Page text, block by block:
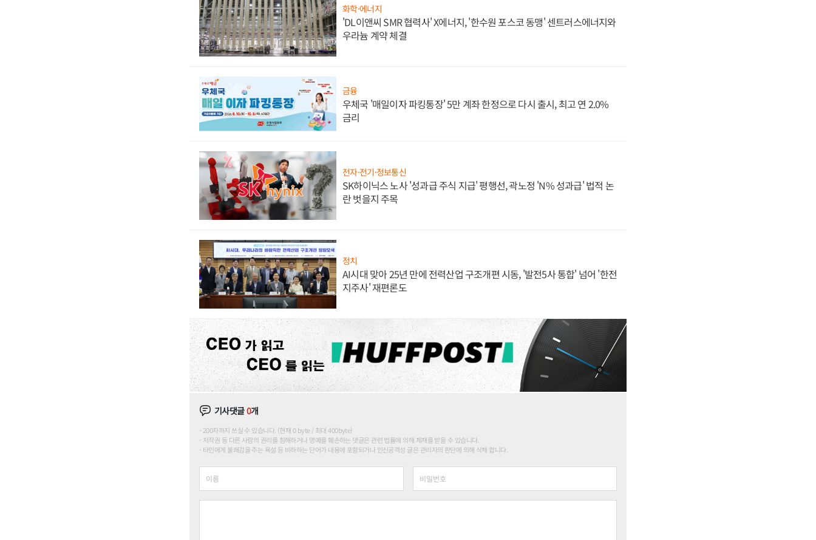
화학·에너지
'DL이앤씨 SMR 협력사' X에너지, '한수원 포스코 동맹' 센트러스에너지와
우라늄 계약 체결
금융
우체국 '매일이자 파킹통장' 5만 계좌 한정으로 다시 출시, 최고 연 2.0%
금리
전자·전기·정보통신
SK하이닉스 노사 '성과급 주식 지급' 평행선, 곽노정 'N% 성과급' 법적 논
란 벗을지 주목
정치
AI시대 맞아 25년 만에 전력산업 구조개편 시동, '발전5사 통합' 넘어 '한전
지주사' 재편론도
기사댓글0개
200자까지 쓰실 수 있습니다. (현재 0 byte / 최대 400byte)
저작권 등 다른 사람의 권리를 침해하거나 명예를 훼손하는 댓글은 관련 법률에 의해 제재를 받을 수 있습니다.
타인에게 불쾌감을 주는 욕설 등 비하하는 단어가 내용에 포함되거나 인신공격성 글은 관리자의 판단에 의해 삭제 합니다.